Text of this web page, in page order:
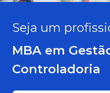
Seja um
MBA em
Controladoria